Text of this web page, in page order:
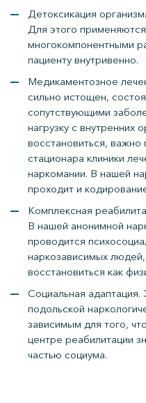
Детоксикация
Для этого
многокомпонентными
пациенту внутривенно.
Медикаментозное
сильно истощен,
сопутствующими
нагрузку с внутренних
восстановиться, важно
стационара клиники
наркомании. В нашей
проходит и
Комплексная
В нашей анонимной
проводится
наркозависимых
восстановиться как
Социальная адаптация.
подольской
зависимым для того,
центре реабилитации
частью социума.